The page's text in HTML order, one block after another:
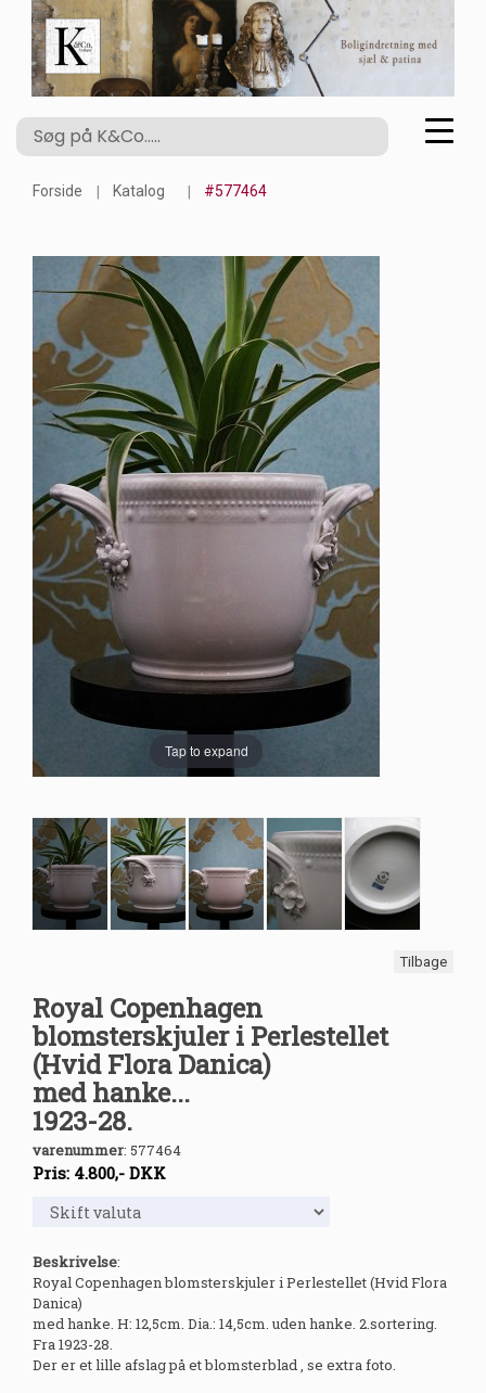
Forside Katalog #577464
Tap to expand
Tilbage
Royal Copenhagen
blomsterskjuler i Perlestellet
(Hvid Flora Danica)
med hanke...
1923-28.
varenummer: 577464
Pris: 4.800,- DKK
Beskrivelse:
Royal Copenhagen blomsterskjuler i Perlestellet (Hvid Flora
Danica)
med hanke. H: 12,5cm. Dia.: 14,5cm. uden hanke. 2.sortering.
Fra 1923-28.
Der er et lille afslag på et blomsterblad , se extra foto.